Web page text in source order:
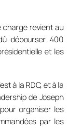
revient au
débourser 400
et les
à la RDC, et à la
de Joseph
organiser les
par les